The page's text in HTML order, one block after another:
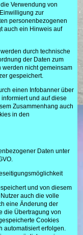
Verwendung von
zur
personenbezogenen
auch ein Hinweis auf
durch technische
der Daten zum
werden nicht gemeinsam
gespeichert.
einen Infobanner über
und auf diese
Zusammenhang auch
in den
Daten unter
und von diesem
auch die volle
eine Änderung der
die Übertragung von
Cookies
automatisiert erfolgen.